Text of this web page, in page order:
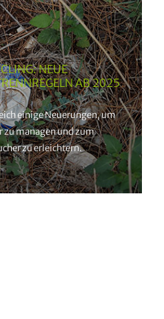
NEUE
AB 2025
einige Neuerungen, um
zu managen und zum
zu erleichtern.